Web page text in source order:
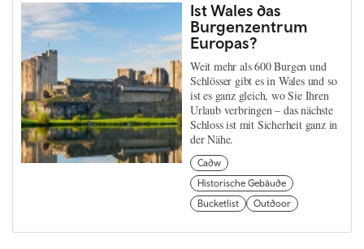
Ist Wales das
Burgenzentrum
Europas?
Weit mehr als 600 Burgen und
Schlösser gibt es in Wales und so
ist es ganz gleich, wo Sie Ihren
Urlaub verbringen – das nächste
Schloss ist mit Sicherheit ganz in
der Nähe.
Cadw
Historische Gebäude
Bucketlist
Outdoor